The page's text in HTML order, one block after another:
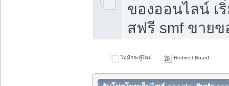
ของออนไลน์ เ
สฟรี smf ขาย
ไม่มีกระทู้ใหม่ Redirect Board